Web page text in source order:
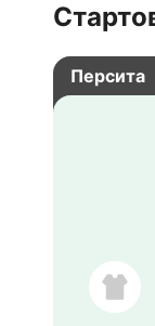
Персита